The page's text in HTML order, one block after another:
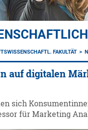
FAKULTÄT
auf digitalen
sich
für Marketing